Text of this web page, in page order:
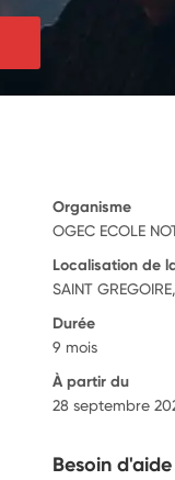
Organisme
OGEC ECOLE
Localisation de
SAINT
Durée
9 mois
À partir du
28 septembre
Besoin